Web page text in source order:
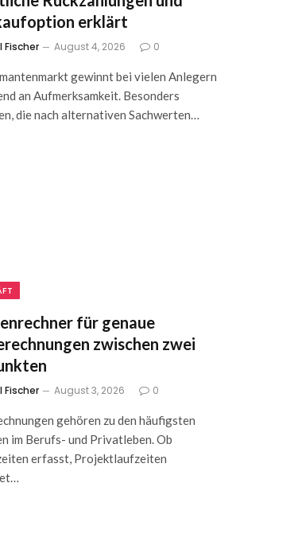
erklärt
Fischer August 4, 2026 0
gewinnt bei vielen Anlegern
an Aufmerksamkeit. Besonders
die nach alternativen Sachwerten…
für genaue
zwischen zwei
Fischer August 3, 2026 0
gehören zu den häufigsten
im Berufs- und Privatleben. Ob
erfasst, Projektlaufzeiten